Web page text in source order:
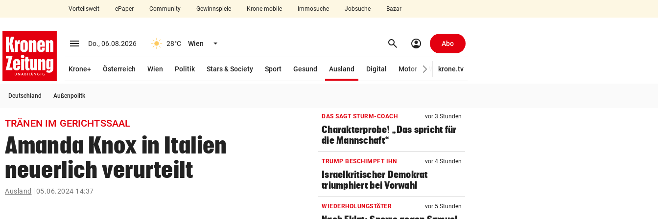
closeSchließen
account_circle Anmelden
arrow_right
search
Suchbegriff
eingeben
Vorteilswelt ePaper Community Gewinnspiele Krone mobile Immosuche Jobsuche Bazar
menu Menü aufklappen
Do., 06.08.2026 28°C Wien Menü aufklappen search Suchen
account_circle Abo
Krone+ Österreich Wien Politik Stars & Society Sport Gesund Ausland
Digital
Motor Wirtschaft
krone.tv
Deutschland Außenpolitk
TRÄNEN IM GERICHTSSAAL
Amanda Knox in Italien
neuerlich verurteilt
Ausland 05.06.2024 14:37
DAS SAGT STURM-COACH vor 3 Stunden
Charakterprobe! „Das spricht für
die Mannschaft“
TRUMP BESCHIMPFT IHN vor 4 Stunden
Israelkritischer Demokrat
triumphiert bei Vorwahl
WIEDERHOLUNGSTÄTER vor 5 Stunden